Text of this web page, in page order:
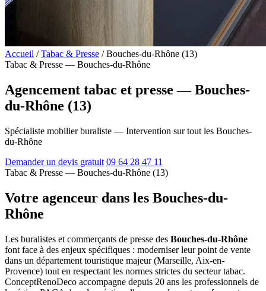
Accueil / Tabac & Presse / Bouches-du-Rhône (13)
Tabac & Presse — Bouches-du-Rhône
Agencement tabac et presse — Bouches-
du-Rhône (13)
Spécialiste mobilier buraliste — Intervention sur tout les Bouches-
du-Rhône
Demander un devis gratuit 09 64 28 47 11
Tabac & Presse — Bouches-du-Rhône (13)
Votre agenceur dans les Bouches-du-
Rhône
Les buralistes et commerçants de presse des Bouches-du-Rhône
font face à des enjeux spécifiques : moderniser leur point de vente
dans un département touristique majeur (Marseille, Aix-en-
Provence) tout en respectant les normes strictes du secteur tabac.
ConceptRenoDeco accompagne depuis 20 ans les professionnels de